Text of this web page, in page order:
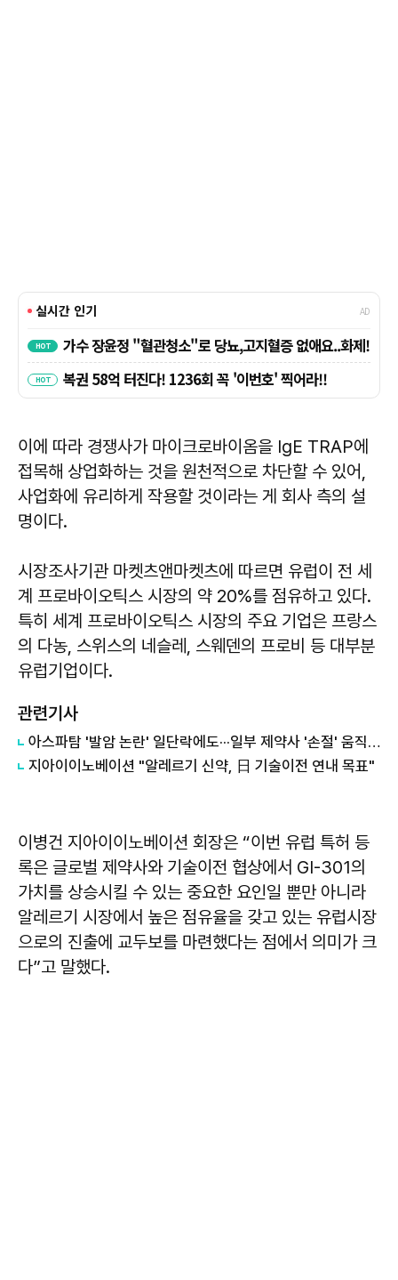
이에 따라 경쟁사가 마이크로바이옴을 IgE TRAP에
접목해 상업화하는 것을 원천적으로 차단할 수 있어,
사업화에 유리하게 작용할 것이라는 게 회사 측의 설
명이다.
시장조사기관 마켓츠앤마켓츠에 따르면 유럽이 전 세
계 프로바이오틱스 시장의 약 20%를 점유하고 있다.
특히 세계 프로바이오틱스 시장의 주요 기업은 프랑스
의 다농, 스위스의 네슬레, 스웨덴의 프로비 등 대부분
유럽기업이다.
관련기사
아스파탐 '발암 논란' 일단락에도···일부 제약사 '손절' 움직임
​지아이이노베이션 "알레르기 신약, 日 기술이전 연내 목표"
이병건 지아이이노베이션 회장은 “이번 유럽 특허 등
록은 글로벌 제약사와 기술이전 협상에서 GI-301의
가치를 상승시킬 수 있는 중요한 요인일 뿐만 아니라
알레르기 시장에서 높은 점유율을 갖고 있는 유럽시장
으로의 진출에 교두보를 마련했다는 점에서 의미가 크
다”고 말했다.